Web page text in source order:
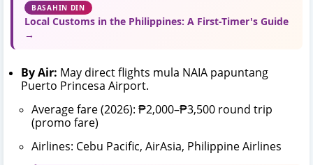
BASAHIN DIN
Local Customs in the Philippines: A First-Timer's Guide
→
By Air: May direct flights mula NAIA papuntang
Puerto Princesa Airport.
Average fare (2026): ₱2,000–₱3,500 round trip
(promo fare)
Airlines: Cebu Pacific, AirAsia, Philippine Airlines